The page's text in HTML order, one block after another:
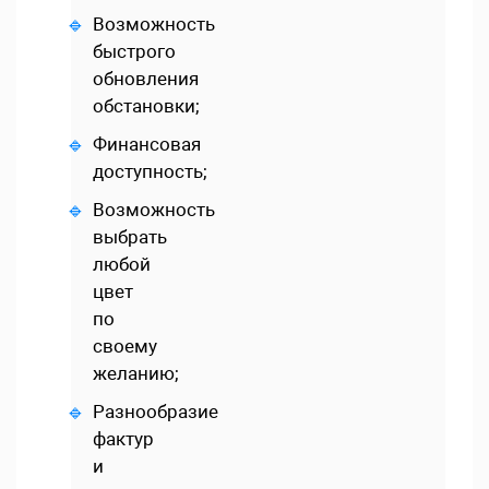
Возможность
быстрого
обновления
обстановки;
Финансовая
доступность;
Возможность
выбрать
любой
цвет
по
своему
желанию;
Разнообразие
фактур
и